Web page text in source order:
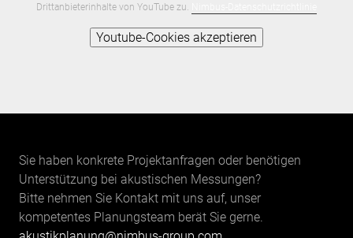
Drittanbieterinhalte von YouTube zu.
Youtube-Cookies akzeptieren
Sie haben konkrete Projektanfragen oder benötigen
Unterstützung bei akustischen Messungen?
Bitte nehmen Sie Kontakt mit uns auf, unser
kompetentes Planungsteam berät Sie gerne.